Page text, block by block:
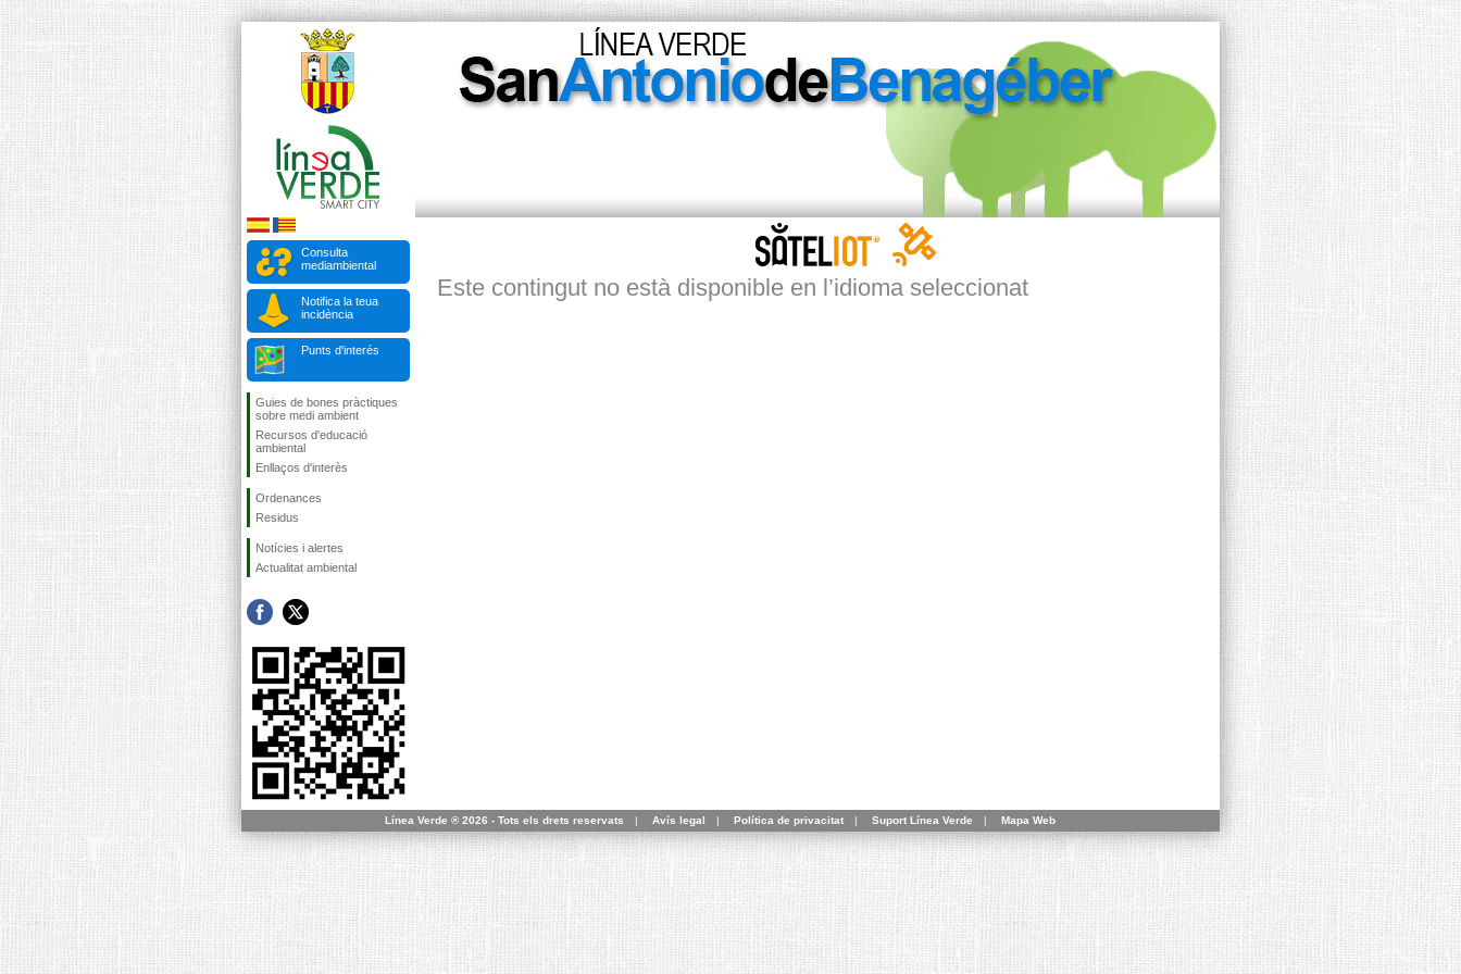
Consulta
mediambiental
Notifica la teua
incidència
Punts d'interés
Guies de bones pràctiques
sobre medi ambient
Recursos d'educació
ambiental
Enllaços d'interès
Ordenances
Residus
Notícies i alertes
Actualitat ambiental
Este contingut no està disponible en l’idioma seleccionat
Línea Verde ® 2026 - Tots els drets reservats | Avís legal | Política de privacitat | Suport Línea Verde | Mapa Web